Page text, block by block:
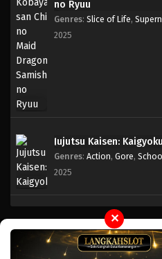
no Ryuu
Genres: Slice of Life,
2025
Jujutsu Kaisen:
Genres: Action, Gore,
2025
✕